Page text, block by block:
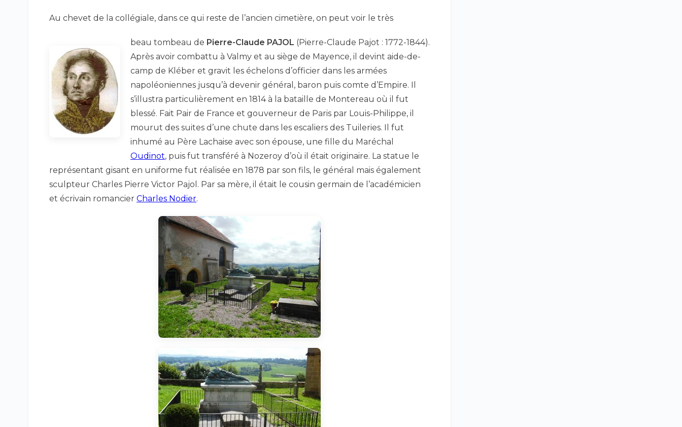
Au chevet de la collégiale, dans ce qui reste de l’ancien cimetière, on peut voir le très
beau tombeau de Pierre-Claude PAJOL (Pierre-Claude Pajot : 1772-1844).
Après avoir combattu à Valmy et au siège de Mayence, il devint aide-de-
camp de Kléber et gravit les échelons d’officier dans les armées
napoléoniennes jusqu’à devenir général, baron puis comte d’Empire. Il
s’illustra particulièrement en 1814 à la bataille de Montereau où il fut
blessé. Fait Pair de France et gouverneur de Paris par Louis-Philippe, il
mourut des suites d’une chute dans les escaliers des Tuileries. Il fut
inhumé au Père Lachaise avec son épouse, une fille du Maréchal
Oudinot, puis fut transféré à Nozeroy d’où il était originaire. La statue le
représentant gisant en uniforme fut réalisée en 1878 par son fils, le général mais également
sculpteur Charles Pierre Victor Pajol. Par sa mère, il était le cousin germain de l’académicien
et écrivain romancier Charles Nodier.